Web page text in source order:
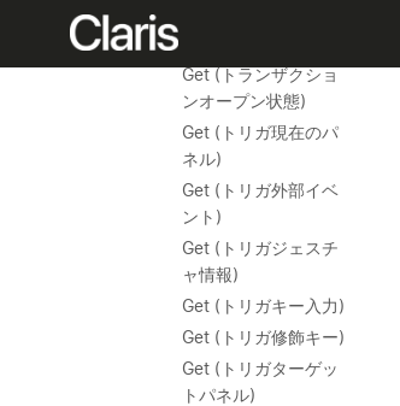
Get (トランザクショ
ンオープン状態)
Get (トリガ現在のパ
ネル)
Get (トリガ外部イベ
ント)
Get (トリガジェスチ
ャ情報)
Get (トリガキー入力)
Get (トリガ修飾キー)
Get (トリガターゲッ
トパネル)